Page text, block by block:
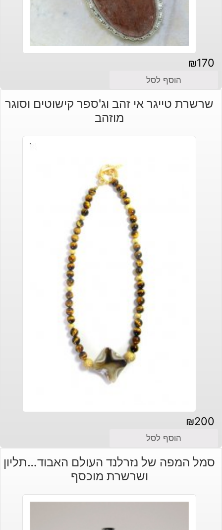
₪170
הוסף לסל
שרשרת טייגר אי זהב וג'ספר קישוטים וסוגר
מוזהב
₪200
הוסף לסל
סמל המפה של נזרלנד העולם האבוד…תליון
ושרשרת מוכסף